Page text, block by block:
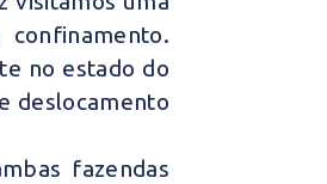
no estado do
deslocamento
fazendas